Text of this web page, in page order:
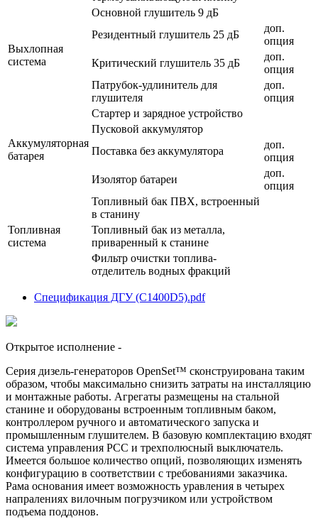
Выхлопная
система
Основной глушитель 9 дБ
Резидентный глушитель 25 дБ
доп.
опция
Критический глушитель 35 дБ
доп.
опция
Патрубок-удлинитель для
глушителя
доп.
опция
Аккумуляторная
батарея
Стартер и зарядное устройство
Пусковой аккумулятор
Поставка без аккумулятора
доп.
опция
Изолятор батареи
доп.
опция
Топливная
система
Топливный бак ПВХ, встроенный
в станину
Топливный бак из металла,
приваренный к станине
Фильтр очистки топлива-
отделитель водных фракций
Спецификация ДГУ (C1400D5).pdf
Открытое исполнение -
Серия дизель-генераторов OpenSet™ сконструирована таким
образом, чтобы максимально снизить затраты на инсталляцию
и монтажные работы. Агрегаты размещены на стальной
станине и оборудованы встроенным топливным баком,
контроллером ручного и автоматического запуска и
промышленным глушителем. В базовую комплектацию входят
система управления PCC и трехполюсный выключатель.
Имеется большое количество опций, позволяющих изменять
конфигурацию в соответствии с требованиями заказчика.
Рама основания имеет возможность уравления в четырех
напралениях вилочным погрузчиком или устройством
подъема поддонов.